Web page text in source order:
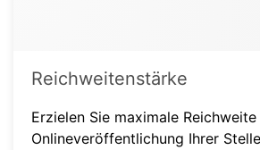
Reichweitenstärke
Erzielen Sie maximale
Onlineveröffentlichung Ihrer